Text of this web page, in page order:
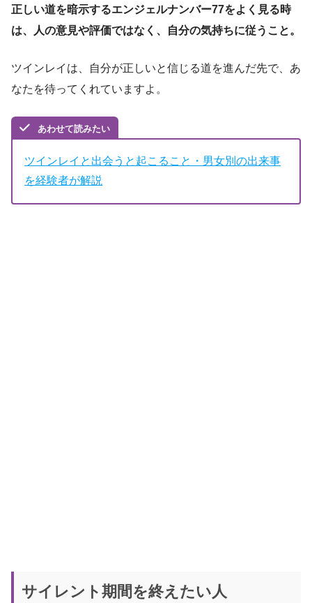
正しい道を暗示するエンジェルナンバー77をよく見る時
は、人の意見や評価ではなく、自分の気持ちに従うこと。
ツインレイは、自分が正しいと信じる道を進んだ先で、あ
なたを待ってくれていますよ。
あわせて読みたい
ツインレイと出会うと起こること・男女別の出来事
を経験者が解説
サイレント期間を終えたい人